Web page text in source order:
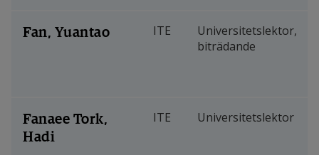
Fan, Yuantao ITE
Universitetslektor,
biträdande
Fanaee Tork,
Hadi
ITE Universitetslektor